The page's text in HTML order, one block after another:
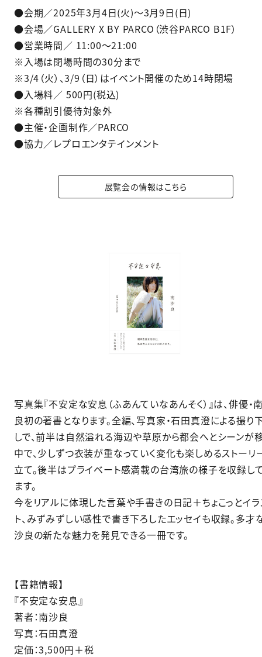
●会期／2025年3月4日(火)〜3月9日(日)
●会場／GALLERY X BY PARCO（渋谷PARCO B1F）
●営業時間／ 11:00〜21:00
※入場は閉場時間の30分まで
※3/4（火）、3/9（日）はイベント開催のため14時閉場
●入場料／ 500円(税込)
※各種割引優待対象外
●主催・企画制作／PARCO
●協力／レプロエンタテインメント
展覧会の情報はこちら
写真集『不安定な安息（ふあんていなあんそく）』は、俳優・
良初の著書となります。全編、写真家・石田真澄による撮り
しで、前半は自然溢れる海辺や草原から都会へとシーンが
中で、少しずつ衣装が重なっていく変化も楽しめるストーリ
立て。後半はプライベート感満載の台湾旅の様子を収録し
ます。
今をリアルに体現した言葉や手書きの日記＋ちょこっとイ
ト、みずみずしい感性で書き下ろしたエッセイも収録。多才
沙良の新たな魅力を発見できる一冊です。
【書籍情報】
『不安定な安息』
著者：南沙良
写真：石田真澄
定価：3,500円＋税